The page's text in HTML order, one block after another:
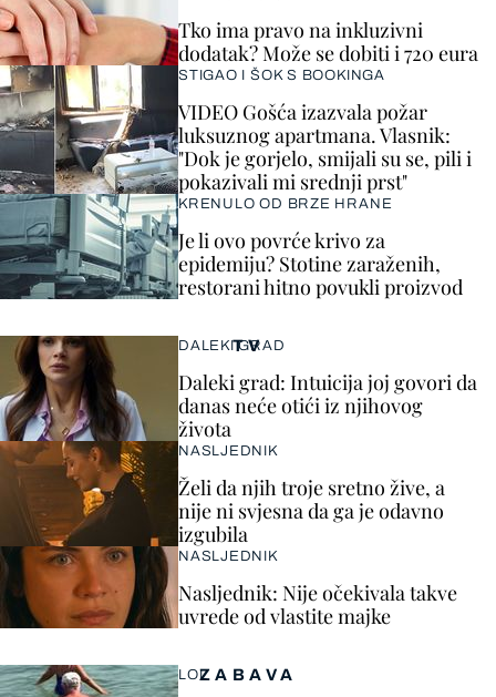
Tko ima pravo na inkluzivni
dodatak? Može se dobiti i 720 eura
STIGAO I ŠOK S BOOKINGA
VIDEO Gošća izazvala požar
luksuznog apartmana. Vlasnik:
"Dok je gorjelo, smijali su se, pili i
pokazivali mi srednji prst"
KRENULO OD BRZE HRANE
Je li ovo povrće krivo za
epidemiju? Stotine zaraženih,
restorani hitno povukli proizvod
ZABAVA
LOL
TV
DALEKI GRAD
Daleki grad: Intuicija joj govori da
danas neće otići iz njihovog
života
NASLJEDNIK
Želi da njih troje sretno žive, a
nije ni svjesna da ga je odavno
izgubila
NASLJEDNIK
Nasljednik: Nije očekivala takve
uvrede od vlastite majke